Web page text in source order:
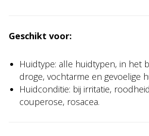
Geschikt voor:
Huidtype: alle huidtypen, in het
droge, vochtarme en gevoelige
Huidconditie: bij irritatie,
couperose, rosacea.